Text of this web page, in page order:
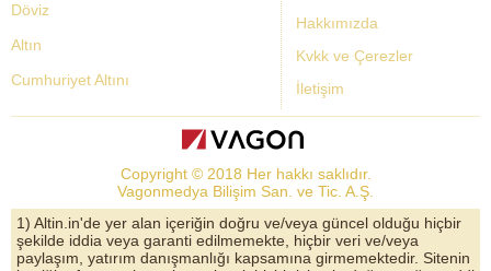
Hakkımızda
Kvkk ve Çerezler
İletişim
Döviz
Altın
Cumhuriyet Altını
Dolar Kuru
Altın Yorumları
Döviz Kurları
Copyright © 2018 Her hakkı saklıdır.
Vagonmedya Bilişim San. ve Tic. A.Ş.
1) Altin.in'de yer alan içeriğin doğru ve/veya güncel olduğu hiçbir
şekilde iddia veya garanti edilmemekte, hiçbir veri ve/veya
paylaşım, yatırım danışmanlığı kapsamına girmemektedir. Sitenin